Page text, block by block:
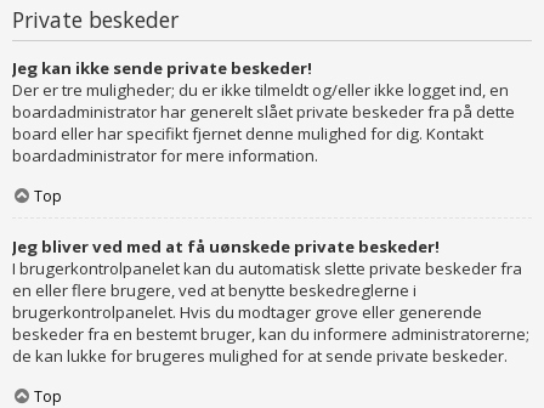
Private beskeder
Jeg kan ikke sende private beskeder!
Der er tre muligheder; du er ikke tilmeldt og/eller ikke logget ind, en
boardadministrator har generelt slået private beskeder fra på dette
board eller har specifikt fjernet denne mulighed for dig. Kontakt
boardadministrator for mere information.
Top
Jeg bliver ved med at få uønskede private beskeder!
I brugerkontrolpanelet kan du automatisk slette private beskeder fra
en eller flere brugere, ved at benytte beskedreglerne i
brugerkontrolpanelet. Hvis du modtager grove eller generende
beskeder fra en bestemt bruger, kan du informere administratorerne;
de kan lukke for brugeres mulighed for at sende private beskeder.
Top